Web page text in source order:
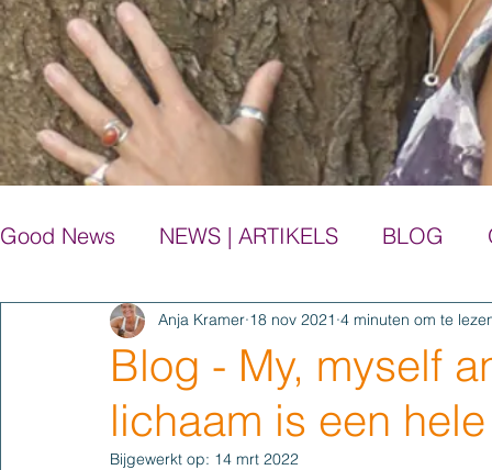
Good News NEWS | ARTIKELS BLOG
Blog - My, myself
lichaam is een
Anja Kramer 18 nov 2021 4 minuten om te
Bijgewerkt op: 14 mrt 2022